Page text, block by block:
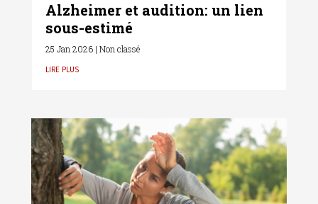
Alzheimer et audition: un lien
sous-estimé
25 Jan 2026| Non classé
lire plus